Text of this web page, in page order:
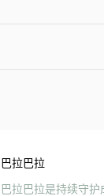
巴拉巴拉
巴拉巴拉是持续守护